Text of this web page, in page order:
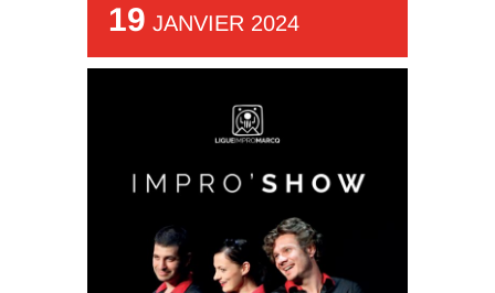
19 JANVIER 2024